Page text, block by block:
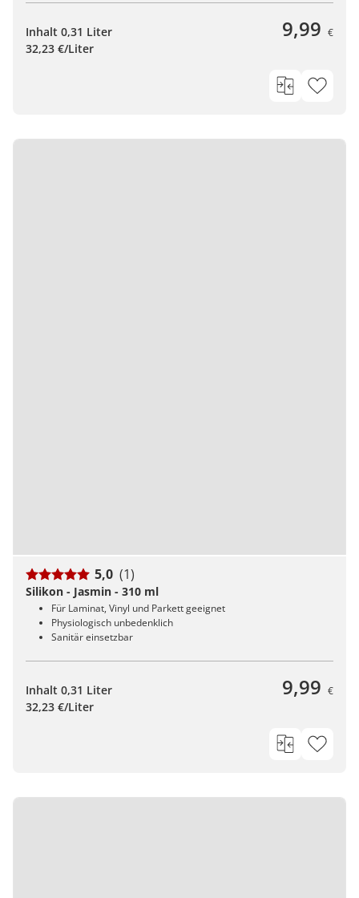
Inhalt 0,31 Liter
32,23 €/Liter
9,99 €
5,0 (1)
Silikon - Jasmin - 310 ml
Für Laminat, Vinyl und Parkett geeignet
Physiologisch unbedenklich
Sanitär einsetzbar
Inhalt 0,31 Liter
32,23 €/Liter
9,99 €